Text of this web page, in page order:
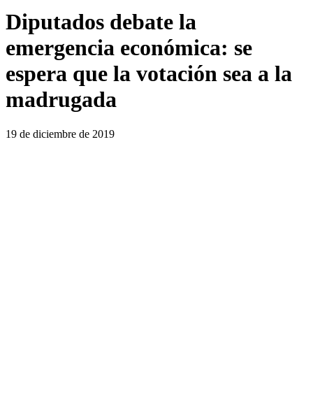
Diputados debate la
emergencia económica: se
espera que la votación sea a la
madrugada
19 de diciembre de 2019